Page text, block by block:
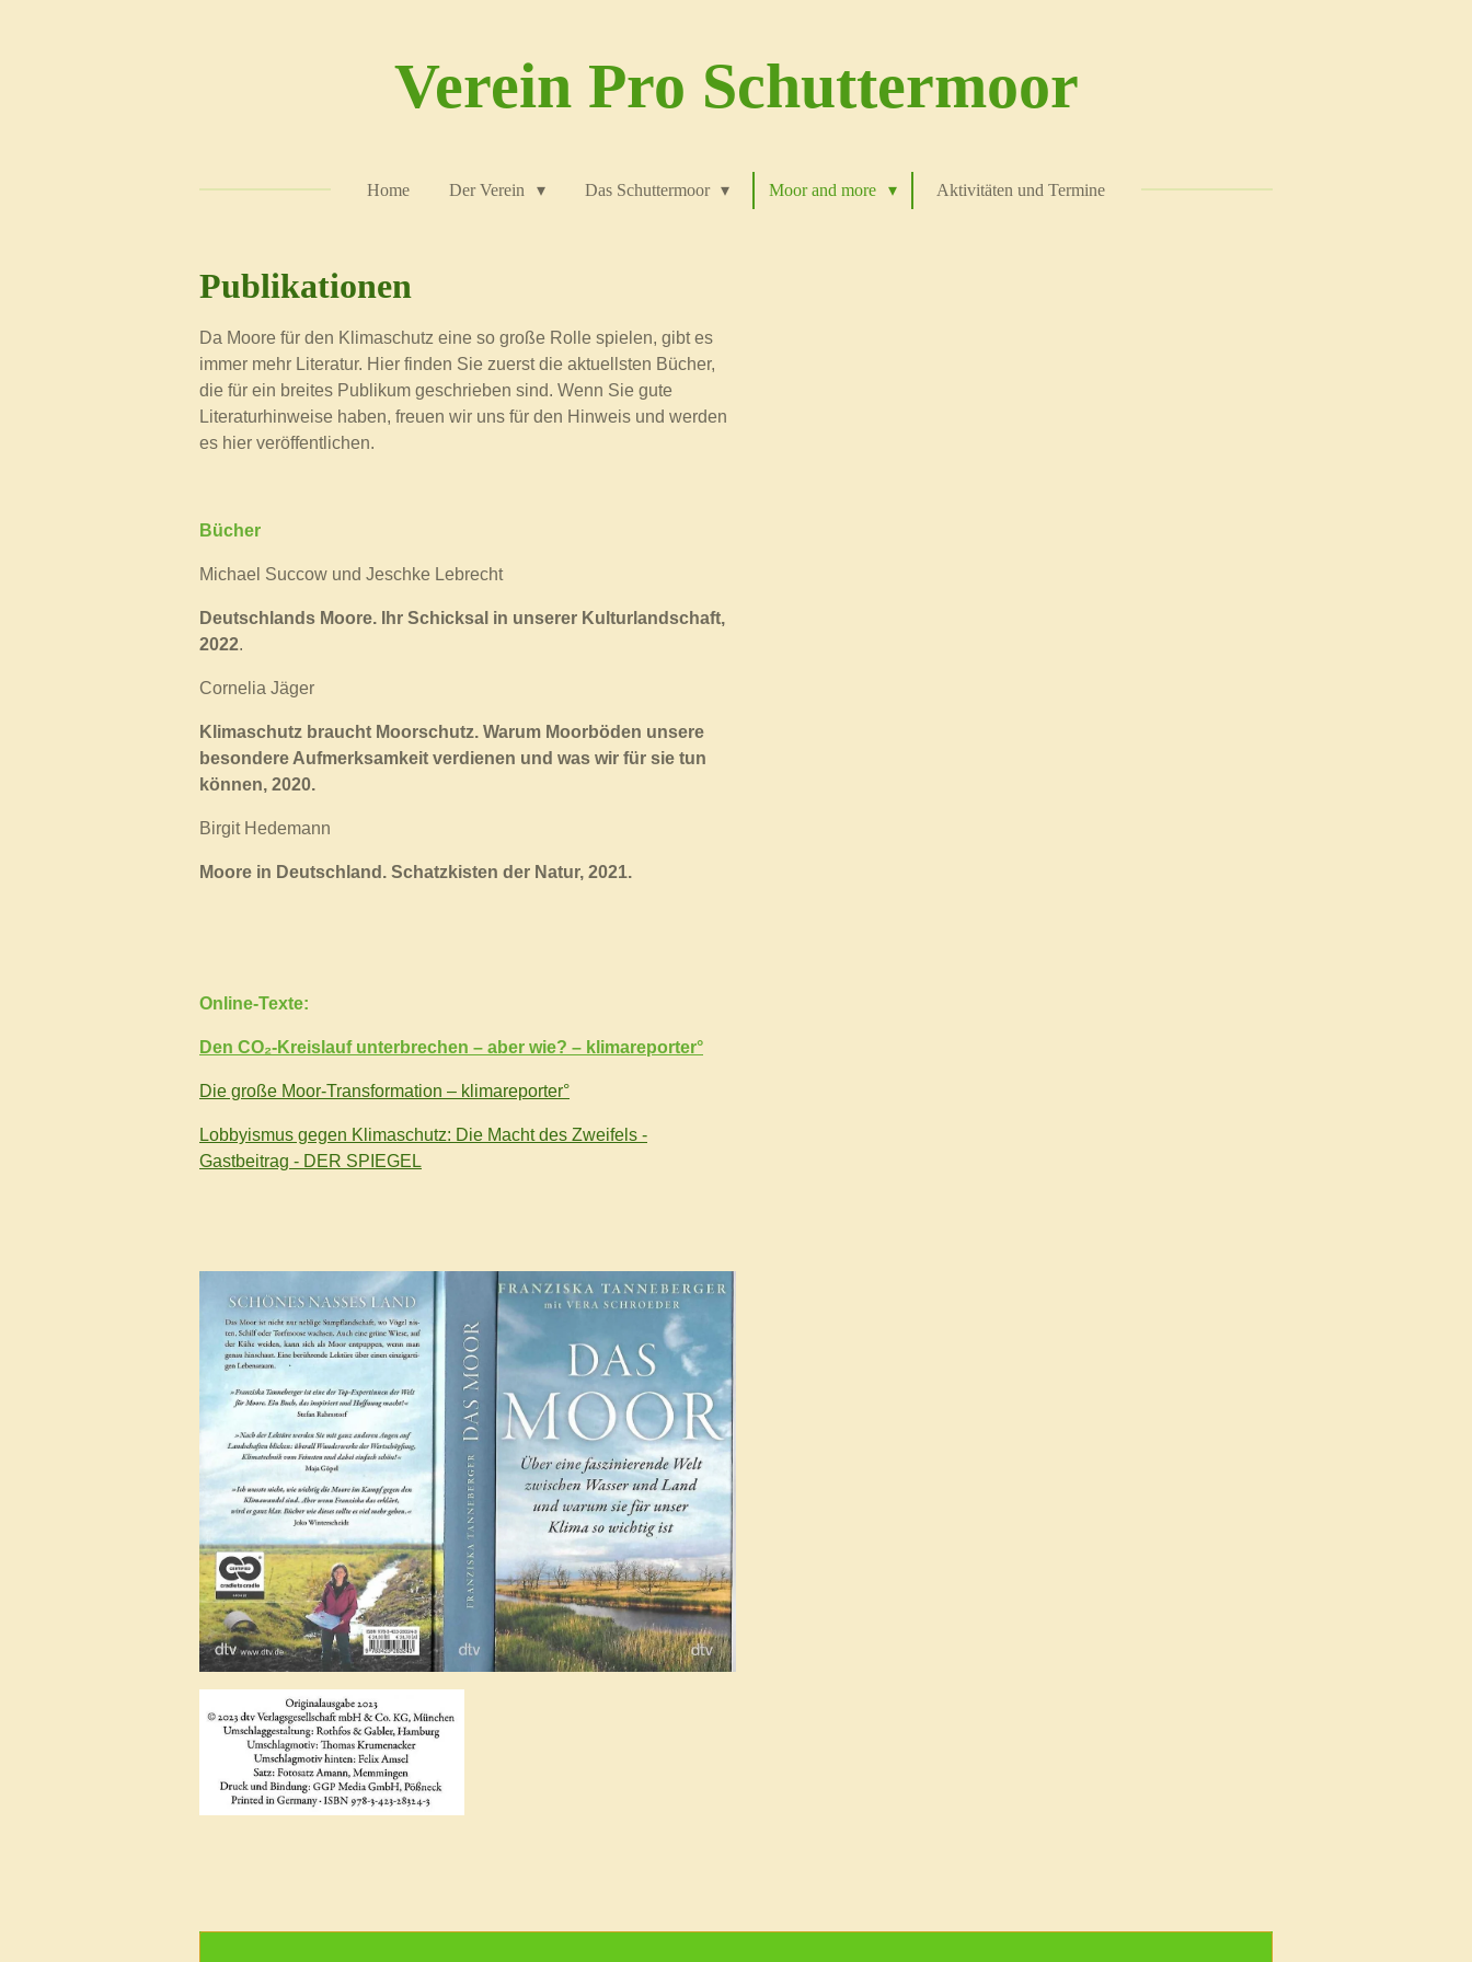
Verein Pro Schuttermoor
Home Der Verein Das Schuttermoor Moor and more Aktivitäten und Termine
Publikationen
Da Moore für den Klimaschutz eine so große Rolle spielen, gibt es
immer mehr Literatur. Hier finden Sie zuerst die aktuellsten Bücher,
die für ein breites Publikum geschrieben sind. Wenn Sie gute
Literaturhinweise haben, freuen wir uns für den Hinweis und werden
es hier veröffentlichen.
Bücher
Michael Succow und Jeschke Lebrecht
Deutschlands Moore. Ihr Schicksal in unserer Kulturlandschaft,
2022.
Cornelia Jäger
Klimaschutz braucht Moorschutz. Warum Moorböden unsere
besondere Aufmerksamkeit verdienen und was wir für sie tun
können, 2020.
Birgit Hedemann
Moore in Deutschland. Schatzkisten der Natur, 2021.
Online-Texte:
Den CO₂-Kreislauf unterbrechen – aber wie? – klimareporter°
Die große Moor-Transformation – klimareporter°
Lobbyismus gegen Klimaschutz: Die Macht des Zweifels -
Gastbeitrag - DER SPIEGEL